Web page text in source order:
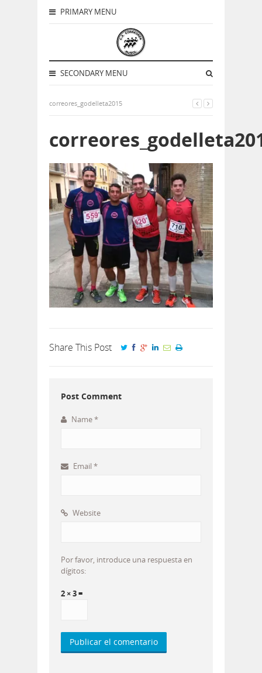
PRIMARY MENU
SECONDARY MENU
correores_godelleta2015
Share This Post
Post Comment
Name*
Email *
Website
Por favor, introduce una respuesta en
dígitos:
2 × 3 =